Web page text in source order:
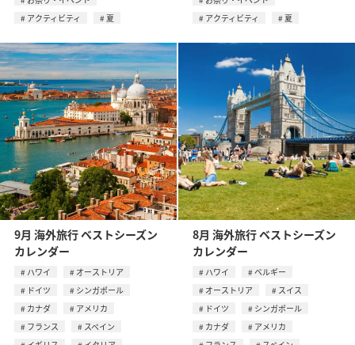
アクティビティ
夏
アクティビティ
夏
9月 海外旅行 ベストシーズン
カレンダー
ハワイ
オーストリア
ドイツ
シンガポール
カナダ
アメリカ
フランス
スペイン
8月 海外旅行 ベストシーズン
カレンダー
ハワイ
ベルギー
オーストリア
スイス
ドイツ
シンガポール
カナダ
アメリカ